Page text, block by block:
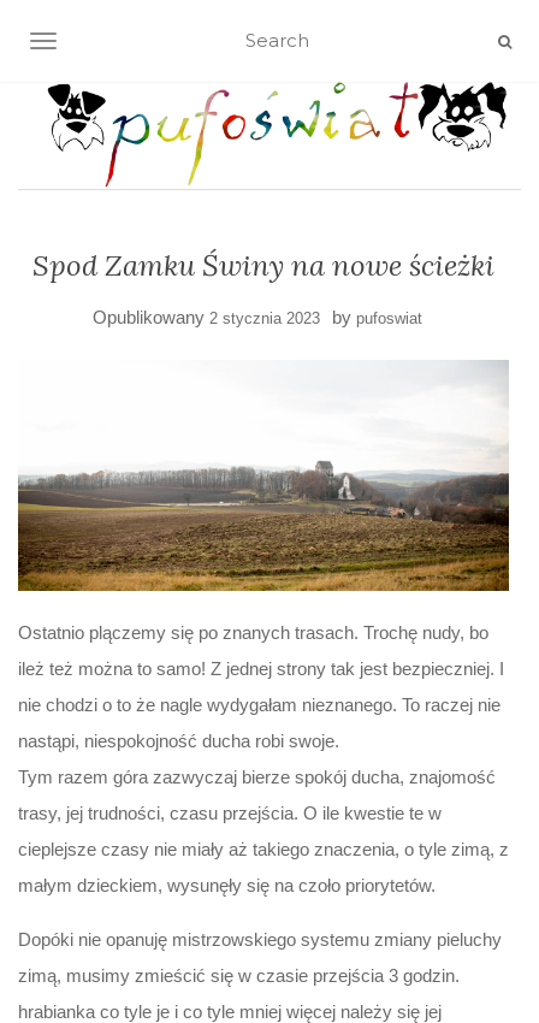
TOGGLE NAVIGATION
Spod Zamku Świny na nowe ścieżki
Opublikowany 2 stycznia 2023 by pufoswiat
Ostatnio plączemy się po znanych trasach. Trochę nudy, bo
ileż też można to samo! Z jednej strony tak jest bezpieczniej. I
nie chodzi o to że nagle wydygałam nieznanego. To raczej nie
nastąpi, niespokojność ducha robi swoje.
Tym razem góra zazwyczaj bierze spokój ducha, znajomość
trasy, jej trudności, czasu przejścia. O ile kwestie te w
cieplejsze czasy nie miały aż takiego znaczenia, o tyle zimą, z
małym dzieckiem, wysunęły się na czoło priorytetów.
Dopóki nie opanuję mistrzowskiego systemu zmiany pieluchy
zimą, musimy zmieścić się w czasie przejścia 3 godzin.
hrabianka co tyle je i co tyle mniej więcej należy się jej